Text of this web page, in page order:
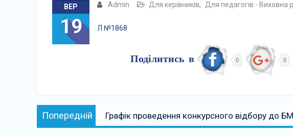
ВЕР
19
Admin Для керівників, Для педагогів - Виховна
Л №1868
Поділитись в 0 0
Навігація
записів
Попередній Попередній:
Графік проведення конкурсного відбору до